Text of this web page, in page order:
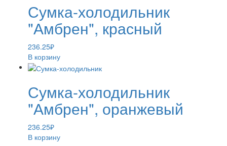
Сумка-холодильник
"Амбрен", красный
236.25₽
В корзину
Сумка-холодильник
"Амбрен", оранжевый
236.25₽
В корзину